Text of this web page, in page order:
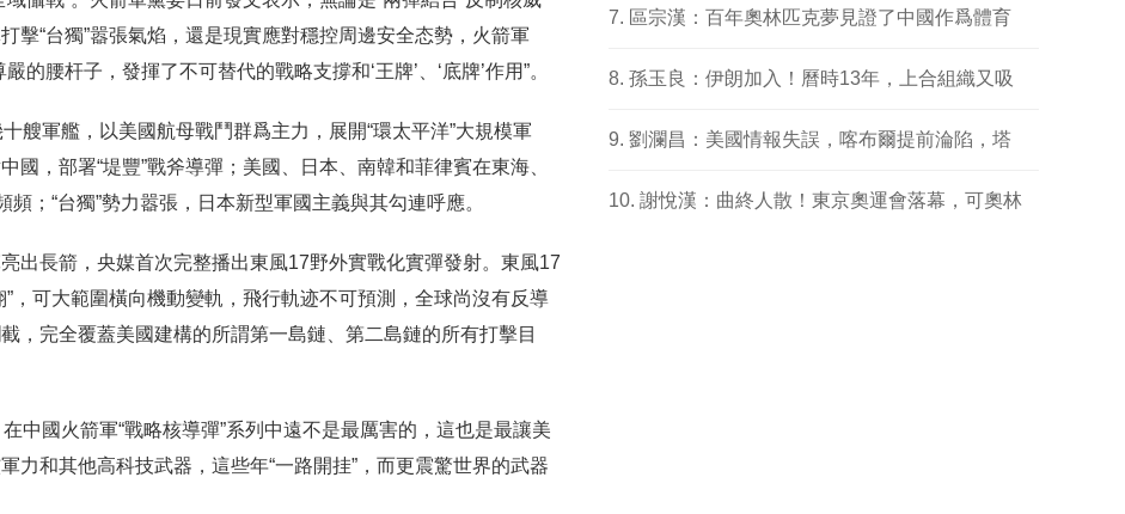
擊“台獨”嚣張氣焰，還是現實應對穩控周邊安全态勢，火箭軍
的腰杆子，發揮了不可替代的戰略支撐和‘王牌’、‘底牌’作用”。
艘軍艦，以美國航母戰鬥群爲主力，展開“環太平洋”大規模軍
國，部署“堤豐”戰斧導彈；美國、日本、南韓和菲律賓在東海、
頻；“台獨”勢力嚣張，日本新型軍國主義與其勾連呼應。
出長箭，央媒首次完整播出東風17野外實戰化實彈發射。東風17
”，可大範圍橫向機動變軌，飛行軌迹不可預測，全球尚沒有反導
，完全覆蓋美國建構的所謂第一島鏈、第二島鏈的所有打擊目
中國火箭軍“戰略核導彈”系列中遠不是最厲害的，這也是最讓美
力和其他高科技武器，這些年“一路開挂”，而更震驚世界的武器
區宗漢：百年奧林匹克夢見證了中國作爲體育
孫玉良：伊朗加入！曆時13年，上合組織又吸
劉瀾昌：美國情報失誤，喀布爾提前淪陷，塔
謝悅漢：曲終人散！東京奧運會落幕，可奧林